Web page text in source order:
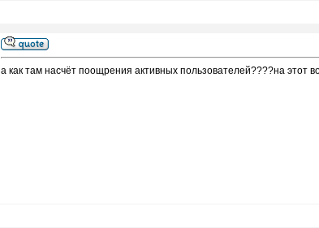
а как там насчёт поощрения активных пользователей????на этот